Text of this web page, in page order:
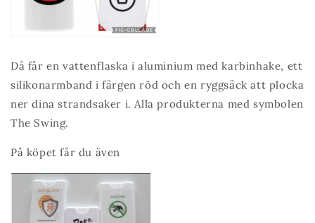
Då får en vattenflaska i aluminium med karbinhake, ett
silikonarmband i färgen röd och en ryggsäck att plocka
ner dina strandsaker i. Alla produkterna med symbolen
The Swing.
På köpet får du även